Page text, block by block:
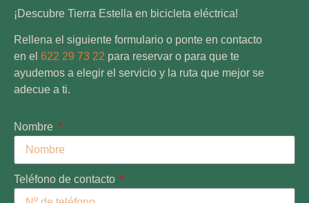
¡Descubre Tierra Estella en bicicleta eléctrica!
Rellena el siguiente formulario o ponte en contacto
en el 622 29 73 22 para reservar o para que te
ayudemos a elegir el servicio y la ruta que mejor se
adecue a ti.
Nombre
Teléfono de contacto